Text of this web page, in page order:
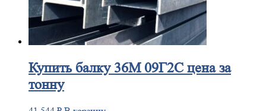
Купитьбалку 36М 09Г2С цена за
тонну